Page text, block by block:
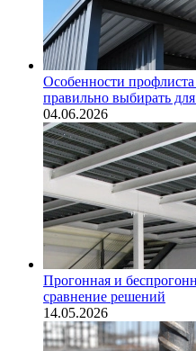
Особенности
правильно выбирать
04.06.2026
Прогонная и
сравнение решений
14.05.2026